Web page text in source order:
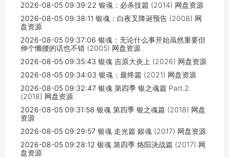
2026-08-05 09:39:22 银魂：必杀技篇 (2014) 网盘资源
2026-08-05 09:38:11 银魂：白夜叉降诞预告 (2008) 网
盘资源
2026-08-05 09:37:06 银魂：无论什么事开始虽然重要但
伸个懒腰的话也不错 (2005) 网盘资源
2026-08-05 09:35:43 银魂 吉原大炎上 (2026) 网盘资源
2026-08-05 09:34:03 银魂：最终篇 (2021) 网盘资源
2026-08-05 09:32:47 银魂 第四季 银之魂篇 Part.2
(2018) 网盘资源
2026-08-05 09:31:58 银魂 第四季 银之魂篇 (2018) 网盘
资源
2026-08-05 09:29:57 银魂 走光篇 銀魂 (2017) 网盘资源
2026-08-05 09:28:12 银魂 第四季 烙阳决战篇 (2017) 网
盘资源